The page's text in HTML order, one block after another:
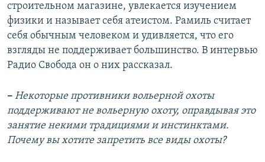
строительном магазине, увлекается изучением
физики и называет себя атеистом. Рамиль считает
себя обычным человеком и удивляется, что его
взгляды не поддерживает большинство. В интервью
Радио Свобода он о них рассказал.
– Некоторые противники вольерной охоты
поддерживают не вольерную охоту, оправдывая это
занятие некими традициями и инстинктами.
Почему вы хотите запретить все виды охоты?